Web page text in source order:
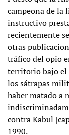
campeona de la
instructivo
recientemente
otras
tráfico del opio
territorio bajo el
los sátrapas
haber matado a
contra Kabul
1990.